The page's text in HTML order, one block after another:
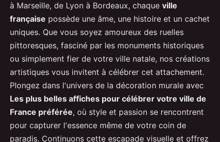
à Marseille, de Lyon à Bordeaux, chaque ville
française possède une âme, une histoire et un cachet
uniques. Que vous soyez amoureux des ruelles
pittoresques, fasciné par les monuments historiques
ou simplement fier de votre ville natale, nos créations
artistiques vous invitent à célébrer cet attachement.
Plongez dans l'univers de la décoration murale avec
Les plus belles affiches pour célébrer votre ville de
France préférée, où style et passion se rencontrent
pour capturer l'essence même de votre coin de
paradis. Continuons cette escapade visuelle et offrez